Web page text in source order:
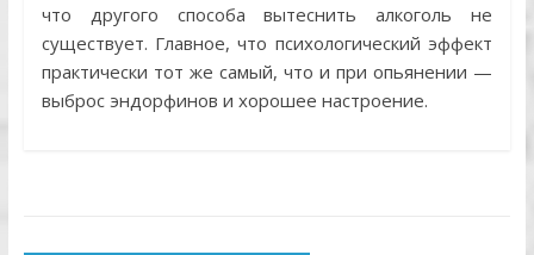
что другого способа вытеснить алкоголь не
существует. Главное, что психологический эффект
практически тот же самый, что и при опьянении —
выброс эндорфинов и хорошее настроение.